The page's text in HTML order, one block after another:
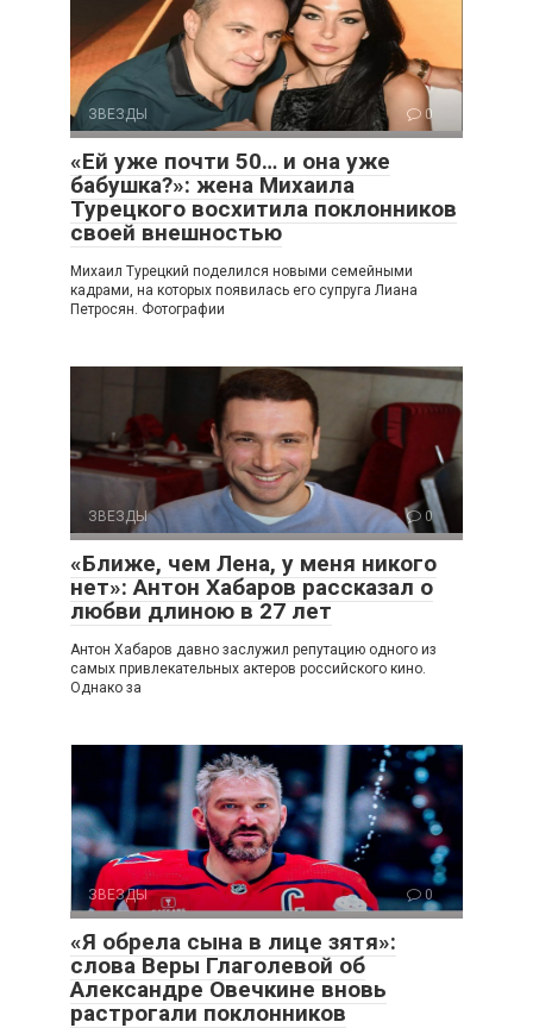
ЗВЕЗДЫ 0
«Ей уже почти 50… и она уже
бабушка?»: жена Михаила
Турецкого восхитила поклонников
своей внешностью
Михаил Турецкий поделился новыми семейными
кадрами, на которых появилась его супруга Лиана
Петросян. Фотографии
ЗВЕЗДЫ 0
«Ближе, чем Лена, у меня никого
нет»: Антон Хабаров рассказал о
любви длиною в 27 лет
Антон Хабаров давно заслужил репутацию одного из
самых привлекательных актеров российского кино.
Однако за
ЗВЕЗДЫ 0
«Я обрела сына в лице зятя»:
слова Веры Глаголевой об
Александре Овечкине вновь
растрогали поклонников